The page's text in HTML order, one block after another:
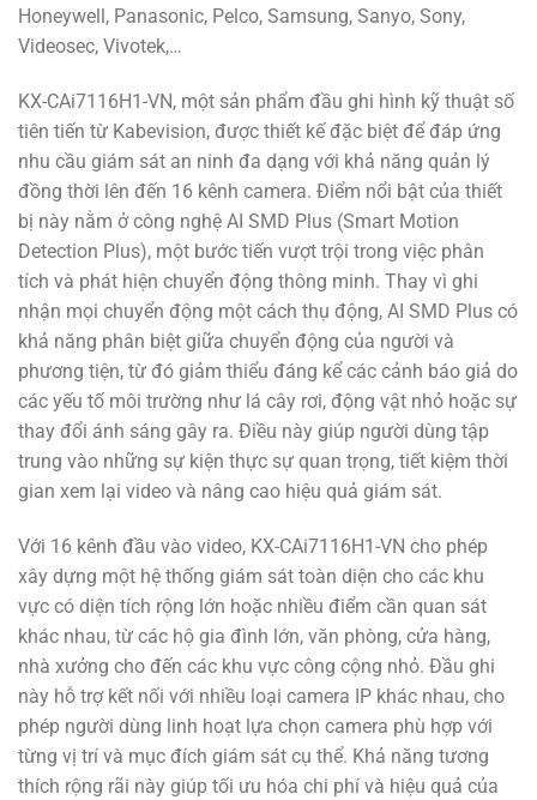
Honeywell, Panasonic, Pelco, Samsung, Sanyo, Sony,
Videosec, Vivotek,…
KX-CAi7116H1-VN, một sản phẩm đầu ghi hình kỹ thuật số
tiên tiến từ Kabevision, được thiết kế đặc biệt để đáp ứng
nhu cầu giám sát an ninh đa dạng với khả năng quản lý
đồng thời lên đến 16 kênh camera. Điểm nổi bật của thiết
bị này nằm ở công nghệ AI SMD Plus (Smart Motion
Detection Plus), một bước tiến vượt trội trong việc phân
tích và phát hiện chuyển động thông minh. Thay vì ghi
nhận mọi chuyển động một cách thụ động, AI SMD Plus có
khả năng phân biệt giữa chuyển động của người và
phương tiện, từ đó giảm thiểu đáng kể các cảnh báo giả do
các yếu tố môi trường như lá cây rơi, động vật nhỏ hoặc sự
thay đổi ánh sáng gây ra. Điều này giúp người dùng tập
trung vào những sự kiện thực sự quan trọng, tiết kiệm thời
gian xem lại video và nâng cao hiệu quả giám sát.
Với 16 kênh đầu vào video, KX-CAi7116H1-VN cho phép
xây dựng một hệ thống giám sát toàn diện cho các khu
vực có diện tích rộng lớn hoặc nhiều điểm cần quan sát
khác nhau, từ các hộ gia đình lớn, văn phòng, cửa hàng,
nhà xưởng cho đến các khu vực công cộng nhỏ. Đầu ghi
này hỗ trợ kết nối với nhiều loại camera IP khác nhau, cho
phép người dùng linh hoạt lựa chọn camera phù hợp với
từng vị trí và mục đích giám sát cụ thể. Khả năng tương
thích rộng rãi này giúp tối ưu hóa chi phí và hiệu quả của